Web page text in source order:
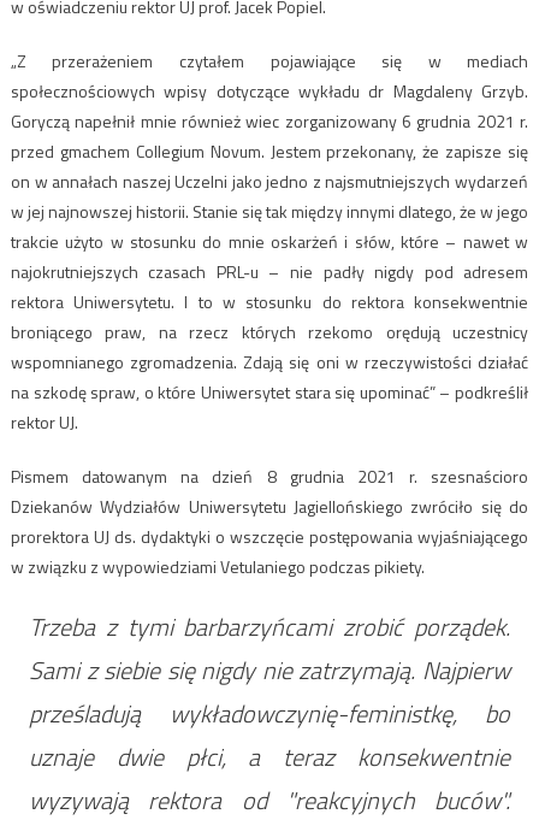
w oświadczeniu rektor UJ prof. Jacek Popiel.
„Z przerażeniem czytałem pojawiające się w mediach
społecznościowych wpisy dotyczące wykładu dr Magdaleny Grzyb.
Goryczą napełnił mnie również wiec zorganizowany 6 grudnia 2021 r.
przed gmachem Collegium Novum. Jestem przekonany, że zapisze się
on w annałach naszej Uczelni jako jedno z najsmutniejszych wydarzeń
w jej najnowszej historii. Stanie się tak między innymi dlatego, że w jego
trakcie użyto w stosunku do mnie oskarżeń i słów, które – nawet w
najokrutniejszych czasach PRL-u – nie padły nigdy pod adresem
rektora Uniwersytetu. I to w stosunku do rektora konsekwentnie
broniącego praw, na rzecz których rzekomo orędują uczestnicy
wspomnianego zgromadzenia. Zdają się oni w rzeczywistości działać
na szkodę spraw, o które Uniwersytet stara się upominać” – podkreślił
rektor UJ.
Pismem datowanym na dzień 8 grudnia 2021 r. szesnaścioro
Dziekanów Wydziałów Uniwersytetu Jagiellońskiego zwróciło się do
prorektora UJ ds. dydaktyki o wszczęcie postępowania wyjaśniającego
w związku z wypowiedziami Vetulaniego podczas pikiety.
Trzeba z tymi barbarzyńcami zrobić porządek.
Sami z siebie się nigdy nie zatrzymają. Najpierw
prześladują wykładowczynię-feministkę, bo
uznaje dwie płci, a teraz konsekwentnie
wyzywają rektora od "reakcyjnych buców".